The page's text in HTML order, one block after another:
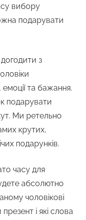
вибору
подарувати
з
та бажання.
подарувати
Ми ретельно
крутих,
подарунків.
часу для
абсолютно
чоловікові
і які слова